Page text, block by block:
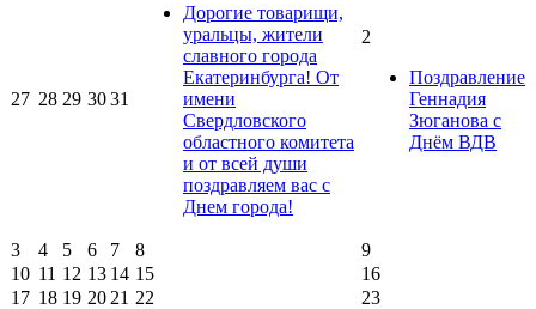
27 28 29 3031
Дорогие товарищи,
уральцы, жители
славного города
Екатеринбурга! От
имени
Свердловского
областного комитета
и от всей души
поздравляем вас с
Днем города!
2
Поздравление
Геннадия
Зюганова с
Днём ВДВ
3 4 5 6 7 8
9
10 11 12 13 14 15
16
17 18 19 20 21 22
23